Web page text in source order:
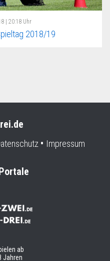
| 20:18 Uhr
2018/19
Impressum
ab
Jahren